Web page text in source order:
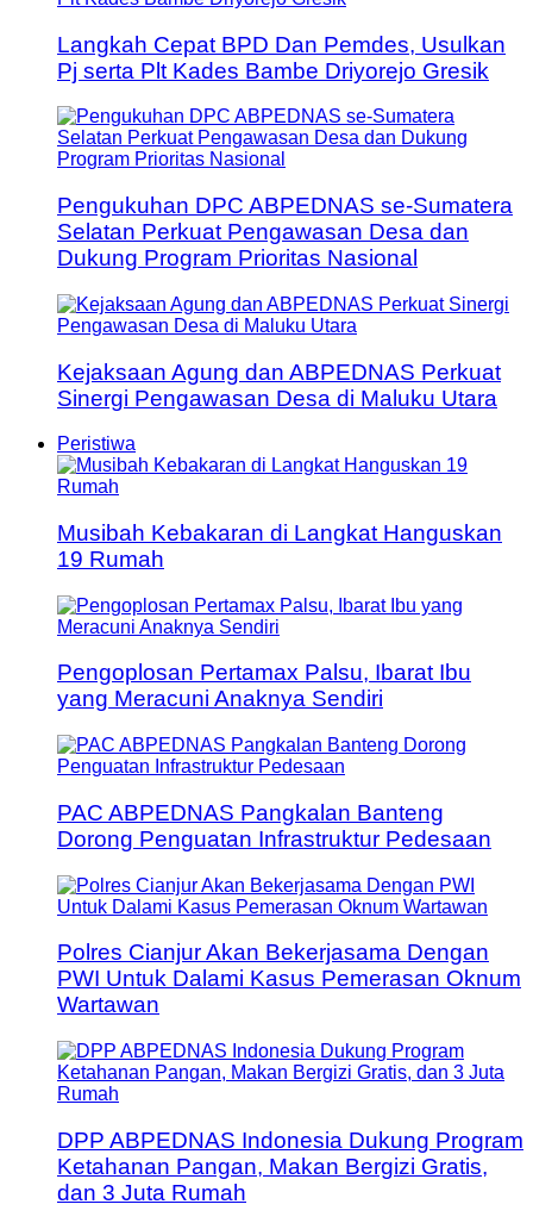
Langkah Cepat BPD Dan Pemdes, Usulkan
Pj serta Plt Kades Bambe Driyorejo Gresik
Pengukuhan DPC ABPEDNAS se-Sumatera
Selatan Perkuat Pengawasan Desa dan
Dukung Program Prioritas Nasional
Kejaksaan Agung dan ABPEDNAS Perkuat
Sinergi Pengawasan Desa di Maluku Utara
Peristiwa
Musibah Kebakaran di Langkat Hanguskan
19 Rumah
Pengoplosan Pertamax Palsu, Ibarat Ibu
yang Meracuni Anaknya Sendiri
PAC ABPEDNAS Pangkalan Banteng
Dorong Penguatan Infrastruktur Pedesaan
Polres Cianjur Akan Bekerjasama Dengan
PWI Untuk Dalami Kasus Pemerasan Oknum
Wartawan
DPP ABPEDNAS Indonesia Dukung Program
Ketahanan Pangan, Makan Bergizi Gratis,
dan 3 Juta Rumah